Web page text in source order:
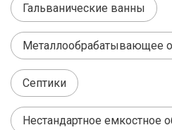
Гальванические ванны
Металлообрабатывающее
Септики
Нестандартное емкостное